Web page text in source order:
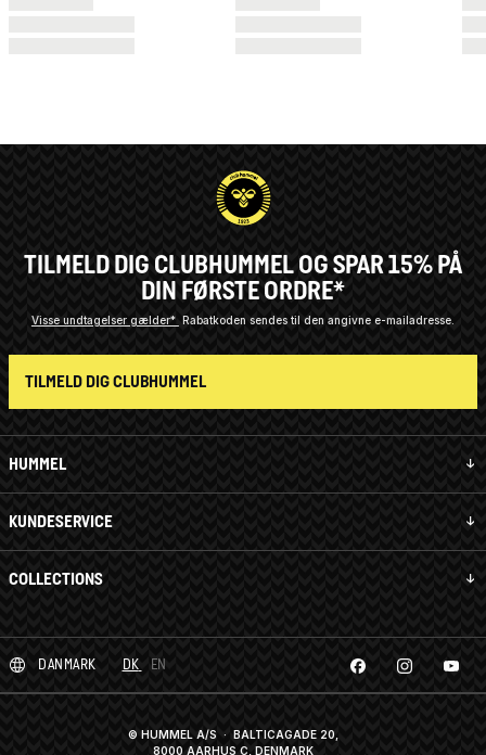
HUMMEL
KUNDESERVICE
COLLECTIONS
TILMELD DIG CLUBHUMMEL OG SPAR 15% PÅ
DIN FØRSTE ORDRE*
Visse undtagelser gælder* Rabatkoden sendes til den angivne e-mailadresse.
TILMELD DIG CLUBHUMMEL
DANMARK DK EN
© HUMMEL A/S · BALTICAGADE 20,
8000 AARHUS C, DENMARK